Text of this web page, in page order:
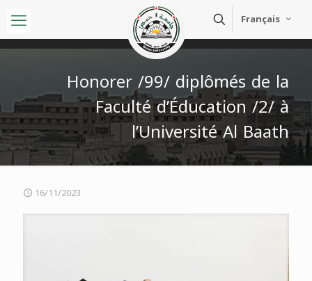
Français
Honorer /99/ diplômés de la
Faculté d’Éducation /2/ à
l’Université Al Baath
16/11/2023